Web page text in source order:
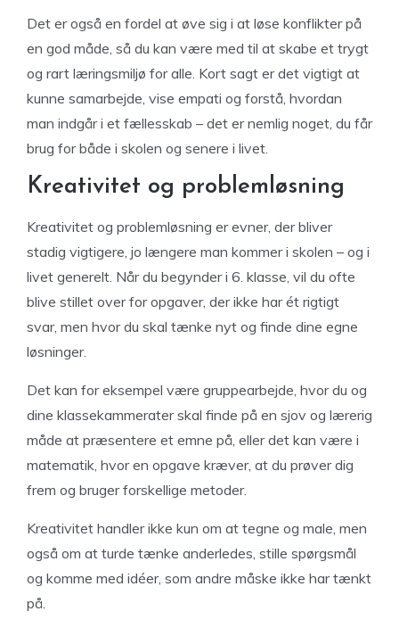
Det er også en fordel at øve sig i at løse konflikter på
en god måde, så du kan være med til at skabe et trygt
og rart læringsmiljø for alle. Kort sagt er det vigtigt at
kunne samarbejde, vise empati og forstå, hvordan
man indgår i et fællesskab – det er nemlig noget, du får
brug for både i skolen og senere i livet.
Kreativitet og problemløsning
Kreativitet og problemløsning er evner, der bliver
stadig vigtigere, jo længere man kommer i skolen – og i
livet generelt. Når du begynder i 6. klasse, vil du ofte
blive stillet over for opgaver, der ikke har ét rigtigt
svar, men hvor du skal tænke nyt og finde dine egne
løsninger.
Det kan for eksempel være gruppearbejde, hvor du og
dine klassekammerater skal finde på en sjov og lærerig
måde at præsentere et emne på, eller det kan være i
matematik, hvor en opgave kræver, at du prøver dig
frem og bruger forskellige metoder.
Kreativitet handler ikke kun om at tegne og male, men
også om at turde tænke anderledes, stille spørgsmål
og komme med idéer, som andre måske ikke har tænkt
på.